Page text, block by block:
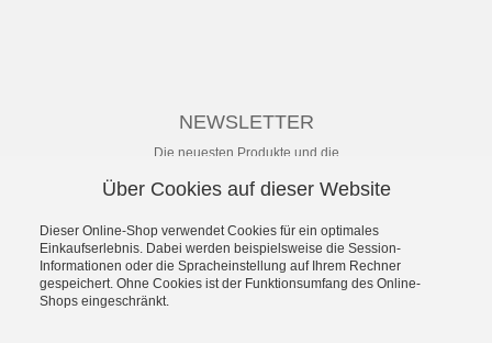
NEWSLETTER
Die neuesten Produkte und die
Ihr nichts mehr verpasst.
Abonnieren
Über Cookies auf dieser Website
Dieser Online-Shop verwendet Cookies für ein optimales
Einkaufserlebnis. Dabei werden beispielsweise die Session-
Informationen oder die Spracheinstellung auf Ihrem Rechner
gespeichert. Ohne Cookies ist der Funktionsumfang des Online-
Shops eingeschränkt.